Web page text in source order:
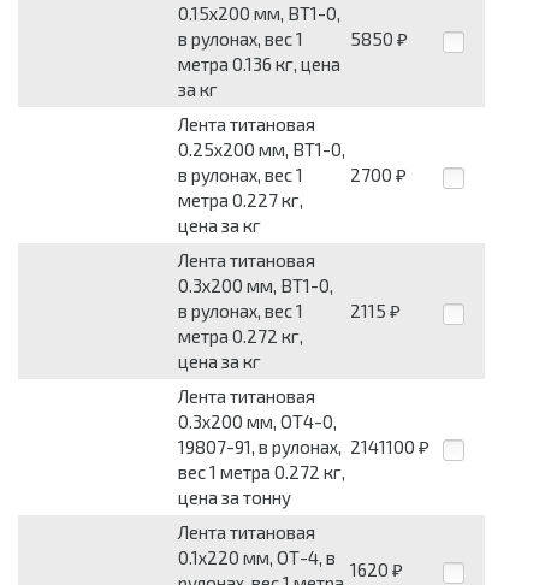
0.15x200 мм, ВТ1-0,
в рулонах, вес 1
метра 0.136 кг, цена
за кг
5850 ₽
Лента титановая
0.25x200 мм, ВТ1-0,
в рулонах, вес 1
метра 0.227 кг,
цена за кг
2700 ₽
Лента титановая
0.3x200 мм, ВТ1-0,
в рулонах, вес 1
метра 0.272 кг,
цена за кг
2115 ₽
Лента титановая
0.3x200 мм, ОТ4-0,
19807-91, в рулонах,
вес 1 метра 0.272 кг,
цена за тонну
2141100 ₽
Лента титановая
0.1x220 мм, ОТ-4, в
1620 ₽